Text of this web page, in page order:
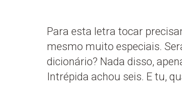
Para esta letra tocar
mesmo muito especiais.
dicionário? Nada disso,
Intrépida achou seis. E tu,